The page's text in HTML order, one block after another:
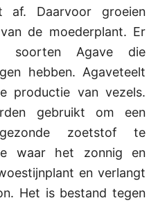
Daarvoor groeien
de moederplant. Er
Agave die
hebben. Agaveteelt
productie van vezels.
gebruikt om een
zoetstof te
waar het zonnig en
en verlangt
Het is bestand tegen